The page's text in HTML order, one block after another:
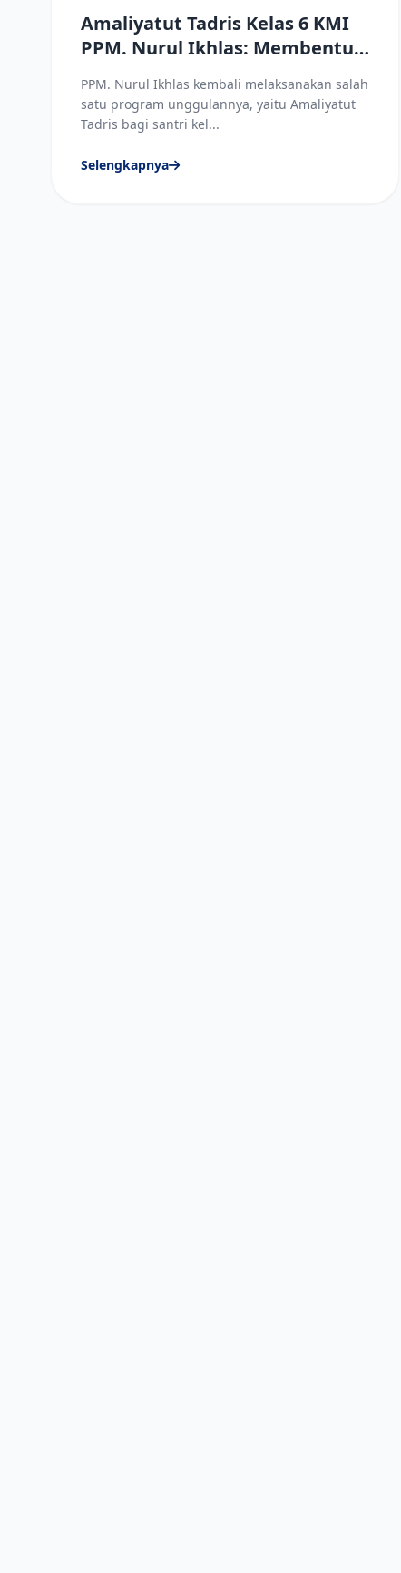
Amaliyatut Tadris Kelas 6 KMI
PPM. Nurul Ikhlas: Membentuk
Profesional
PPM. Nurul Ikhlas kembali melaksanakan salah
satu program unggulannya, yaitu Amaliyatut
Tadris bagi santri kel...
Selengkapnya